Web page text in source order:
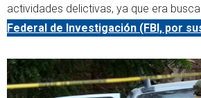
actividades delictivas, ya que era
Federal de Investigación (FBI, por